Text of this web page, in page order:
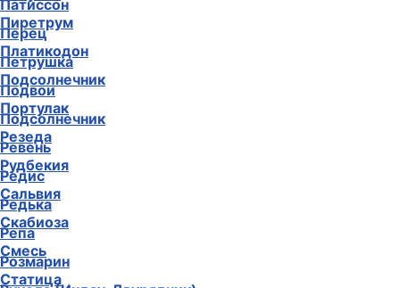
Пиретрум
Платикодон
Подсолнечник
Портулак
Резеда
Рудбекия
Сальвия
Скабиоза
Смесь
Статица
Патиссон
Перец
Петрушка
Подвои
Подсолнечник
Ревень
Редис
Редька
Репа
Розмарин